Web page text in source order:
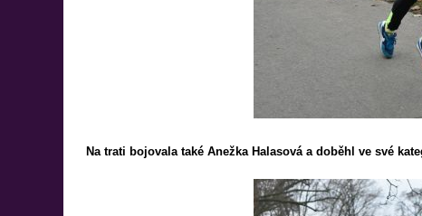
Na trati bojovala také Anežka Halasová a doběhl ve své